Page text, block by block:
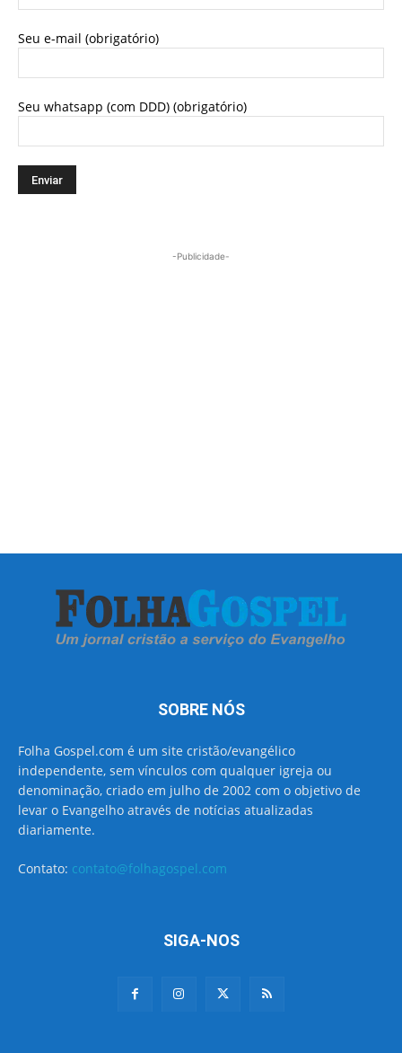
Seu e-mail (obrigatório)
Seu whatsapp (com DDD) (obrigatório)
-Publicidade-
SOBRE NÓS
Folha Gospel.com é um site cristão/evangélico
independente, sem vínculos com qualquer igreja ou
denominação, criado em julho de 2002 com o objetivo de
levar o Evangelho através de notícias atualizadas
diariamente.
Contato: contato@folhagospel.com
SIGA-NOS